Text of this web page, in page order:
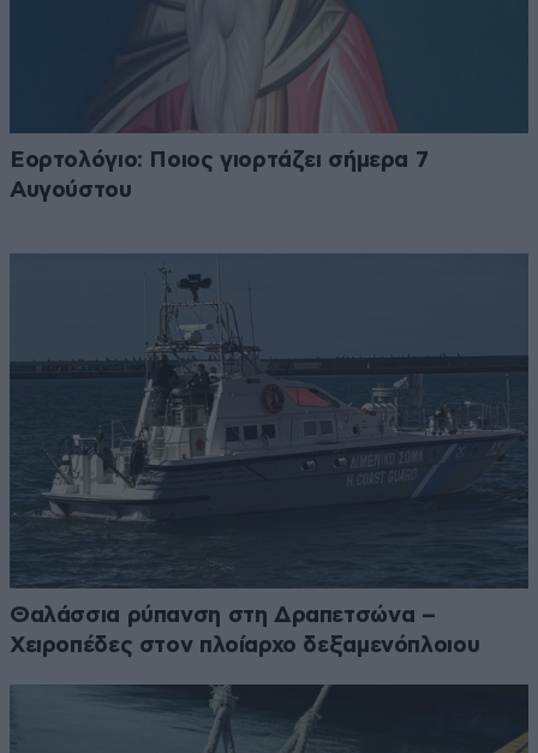
Εορτολόγιο: Ποιος γιορτάζει σήμερα 7
Αυγούστου
Θαλάσσια ρύπανση στη Δραπετσώνα –
Χειροπέδες στον πλοίαρχο δεξαμενόπλοιου